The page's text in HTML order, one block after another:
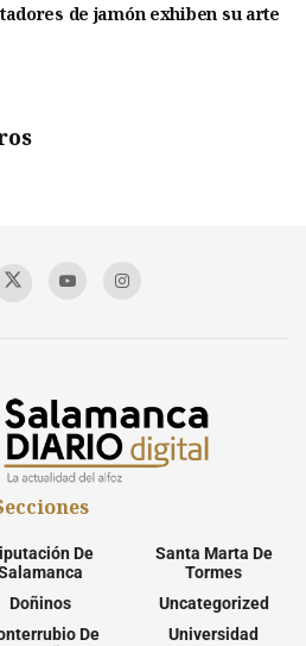
de jamón exhiben su arte
De
Doñinos
De
Santa Marta De
Tormes
Uncategorized
Universidad